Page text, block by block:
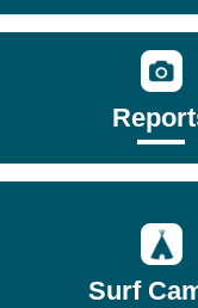
Surf